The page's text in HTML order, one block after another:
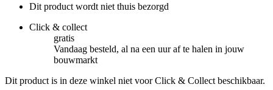
Dit product wordt niet thuis bezorgd
Click & collect
gratis
Vandaag besteld, al na een uur af te halen in jouw
bouwmarkt
Dit product is in deze winkel niet voor Click & Collect beschikbaar.